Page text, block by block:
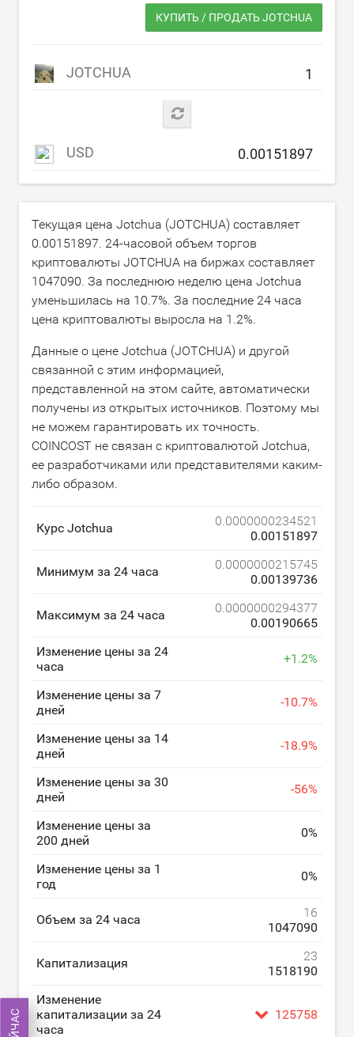
КУПИТЬ / ПРОДАТЬ JOTCHUA
JOTCHUA
USD
Текущая цена Jotchua (JOTCHUA) составляет
0.00151897. 24-часовой объем торгов
криптовалюты JOTCHUA на биржах составляет
1047090. За последнюю неделю цена Jotchua
уменьшилась на 10.7%. За последние 24 часа
цена криптовалюты выросла на 1.2%.
Данные о цене Jotchua (JOTCHUA) и другой
связанной с этим информацией,
представленной на этом сайте, автоматически
получены из открытых источников. Поэтому мы
не можем гарантировать их точность.
COINCOST не связан с криптовалютой Jotchua,
ее разработчиками или представителями каким-
либо образом.
Курс Jotchua
0.0000000234521
0.00151897
Минимум за 24 часа
0.0000000215745
0.00139736
Максимум за 24 часа
0.0000000294377
0.00190665
Изменение цены за 24
часа
+1.2%
Изменение цены за 7
дней
-10.7%
Изменение цены за 14
дней
-18.9%
Изменение цены за 30
дней
-56%
Изменение цены за
200 дней
0%
Изменение цены за 1
год
0%
Объем за 24 часа
16
1047090
Капитализация
23
1518190
Изменение
капитализации за 24
часа
125758